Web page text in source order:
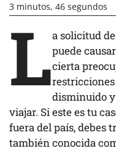
3 minutos, 46 segundos
La solicitud
puede
cierta
disminuido
viajar. Si este es tu
fuera del país, debes
también conocida